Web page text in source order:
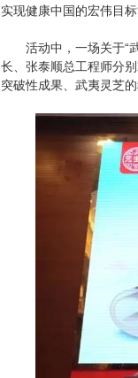
实现健康中国的宏伟目
活动中，一场关于“武
长、张泰顺总工程师分
突破性成果、武夷灵芝